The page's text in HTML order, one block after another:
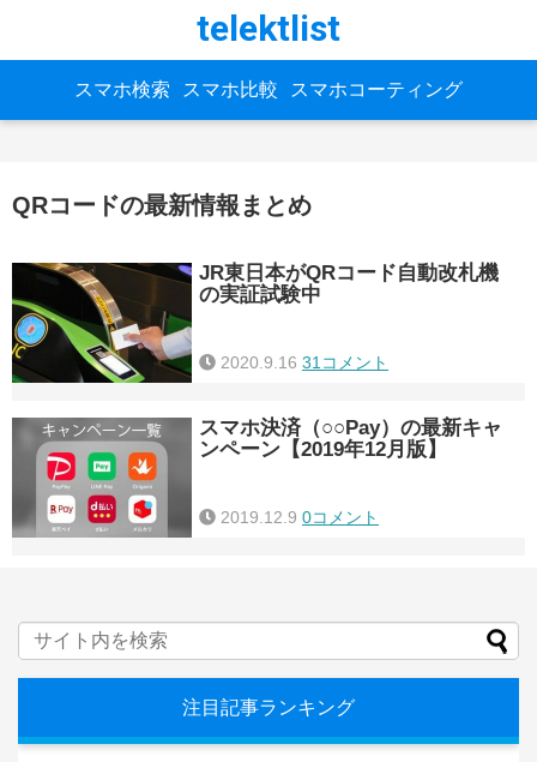
telektlist
スマホ検索 スマホ比較 スマホコーティング
QRコードの最新情報まとめ
JR東日本がQRコード自動改札機
の実証試験中
2020.9.16 31コメント
スマホ決済（○○Pay）の最新キャ
ンペーン【2019年12月版】
2019.12.9 0コメント
注目記事ランキング